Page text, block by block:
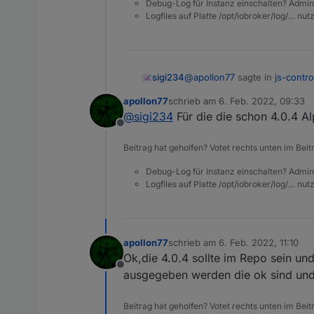
ist problemlos möglich.
durchzuführen, da ein
Es gibt aktuell keine
VOR der Installation
Systemen wird das
Verzeichnisses reichen an
Links kaputt gehen
Für die User, welche die
Backitup sollte auf
Node-Red muss in
km200 (see https://
Am besten dennoch VOR
die im Changelog auf
neue dazu, welche aber
Debug-Log für Instanz einschalten?
Logfiles auf Platte /opt/iobroker/log/…
sigi234@apollon77 sagte in js-
Bitte wartet bis die 4.0.4
Zu spät
Offline
apollon77schrieb am 6. Feb. 2022, 09:33
zuletzt editiert von
@sigi234 Für die die schon 4.0.4
Beitrag hat geholfen? Votet rechts unten im
Debug-Log für Instanz einschalten?
Logfiles auf Platte /opt/iobroker/log/…
Offline
apollon77schrieb am 6. Feb. 2022, 11:10
zuletzt editiert von
Ok,die 4.0.4 sollte im Repo sein
ausgegeben werden die ok sind
Beitrag hat geholfen? Votet rechts unten im